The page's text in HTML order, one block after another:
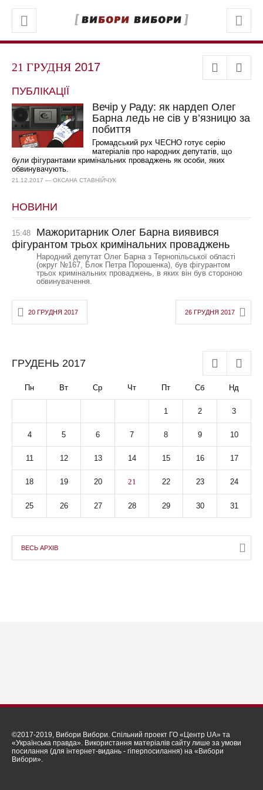
21 ГРУДНЯ 2017
ПУБЛІКАЦІЇ
Вечір у Раду: як нардеп Олег
Барна ледь не сів у в’язницю за
побиття
Громадський рух ЧЕСНО готує серію
матеріалів про народних депутатів, що
були фігурантами кримінальних проваджень як особи, яких
обвинувачують.
21.12.2017 — ОКСАНА СТАВНІЙЧУК
НОВИНИ
15:48
Мажоритарник Олег Барна виявився
фігурантом трьох кримінальних проваджень
Народний депутат Олег Барна з Тернопільської області
(округ №167, Блок Петра Порошенка), був фігурантом
трьох кримінальних проваджень, в яких він був стороною
обвинувачення.
20 ГРУДНЯ 2017 26 ГРУДНЯ 2017
ГРУДЕНЬ 2017
Пн Вт Ср Чт Пт Сб Нд
1 2 3
4 5 6 7 8 9 10
11 12 13 14 15 16 17
18 19 20 21 22 23 24
25 26 27 28 29 30 31
ВЕСЬ АРХІВ
©2017-2019, Вибори Вибори. Спільний проект ГО «Центр UA» та
«Українська правда». Використання матеріалів сайту лише за умови
посилання (для інтернет-видань - гіперпосилання) на «Вибори
Вибори».